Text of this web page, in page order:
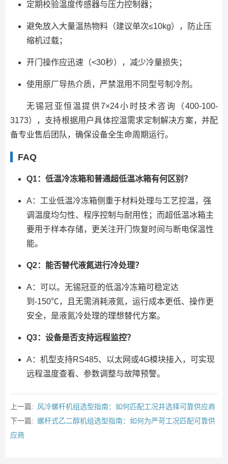
定期校验温度传感器与压力控制器；
避免放入大量温热物料（建议单次≤10kg），防止压
缩机过载；
开门操作应迅速（<30秒），减少冷量损失；
使用原厂导热介质，严禁混用不同型号制冷剂。
无锡冠亚恒温提供7×24小时技术咨询（400-100-
3173），支持根据用户具体控温需求定制解决方案，并配
备专业售后团队，确保设备全生命周期运行。
FAQ
Q1：低温冷冻箱和普通超低温冰箱有何区别？
A：工业低温冷冻箱侧重于材料处理与工艺控温，强
调温度均匀性、程序控制与耐用性；而超低温冰箱主
要用于样本存储，更关注开门恢复时间与断电保温性
能。
Q2：能否替代液氮进行冷处理？
A：可以。无锡冠亚的低温冷冻箱可稳定达
到-150℃，且无需消耗液氮，运行成本更低、操作更
安全，是液氮冷处理的理想替代方案。
Q3：设备是否支持远程监控？
A：机型支持RS485、以太网或4G模块接入，可实现
远程温度查看、参数调整与故障预警。
上一篇: 风冷螺杆机组选型指南：如何匹配工况并选择可靠供应商
下一篇: 螺杆式乙二醇机组选型指南：如何为严苛工况匹配可靠供
应商